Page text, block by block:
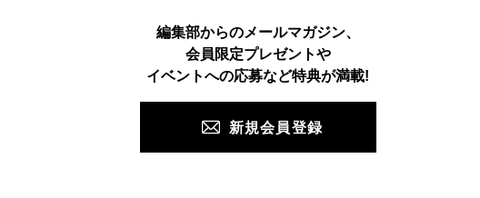
TikTok Facebook Pinterest LINE
編集部からのメールマガジン、
会員限定プレゼントや
イベントへの応募など特典が満載!
新規会員登録